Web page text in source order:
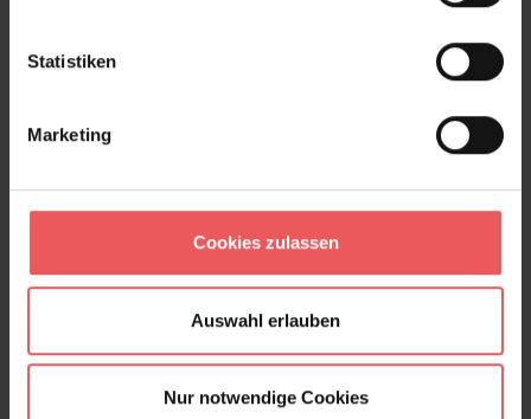
Statistiken
Marketing
Cookies zulassen
Auswahl erlauben
Nur notwendige Cookies
160,00 €